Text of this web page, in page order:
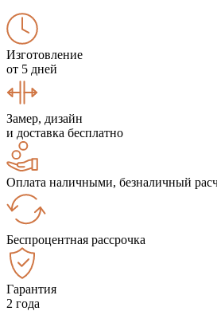
Изготовление
от 5 дней
Замер, дизайн
и доставка бесплатно
Оплата наличными, безналичный
Беспроцентная рассрочка
Гарантия
2 года